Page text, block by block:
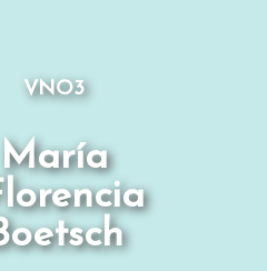
VNO3
María